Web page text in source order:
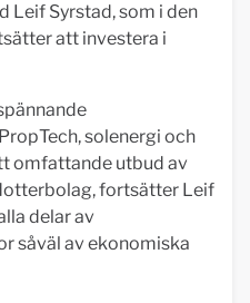
Leif Syrstad, som i den
att investera i
solenergi och
omfattande utbud av
fortsätter Leif
delar av
såväl av ekonomiska